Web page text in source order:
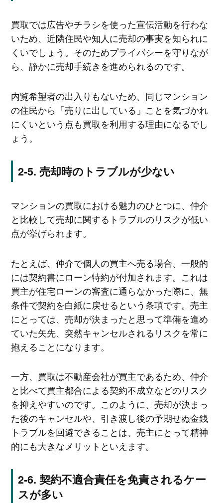
買取では広告やチラシを使った宣伝活動を行わな
いため、近隣住民や知人に売却の事実を知られに
くいでしょう。そのためプライバシーを守りなが
ら、静かに売却手続きを進められるのです。
内覧希望者の出入りもないため、同じマンション
の住民から「売りに出している」ことを気づかれ
にくいという点も買取を利用する理由になるでし
ょう。
売却時のトラブルが少ない
マンションの買取における魅力のひとつに、仲介
と比較して売却に関するトラブルのリスクが低い
点が挙げられます。
たとえば、仲介で個人の買主へ売る場合、一般的
には契約書にローン特約が付加されます。これは
買主が住宅ローンの審査に通らなかった際に、無
条件で契約を白紙に戻せるという条項です。売主
にとっては、売却が決まったと思って準備を進め
ていた矢先、突然キャンセルされるリスクを常に
抱えることになります。
一方、買取は不動産会社が買主であるため、仲介
と比べて買主都合による契約不成立などのリスク
を抑えやすいのです。このように、売却が決まっ
た後のキャンセルや、引き渡し後の予期せぬ金銭
トラブルを回避できることは、売主にとって精神
的にも大きなメリットといえます。
契約不適合責任を免責されるケー
スが多い